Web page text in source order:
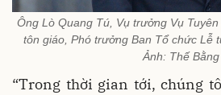
Ông Lò Quang Tú, Vụ trưởng Vụ
tôn giáo, Phó trưởng Ban Tổ chức Lễ
Ảnh: Thế Bằng
“Trong thời gian tới, chúng